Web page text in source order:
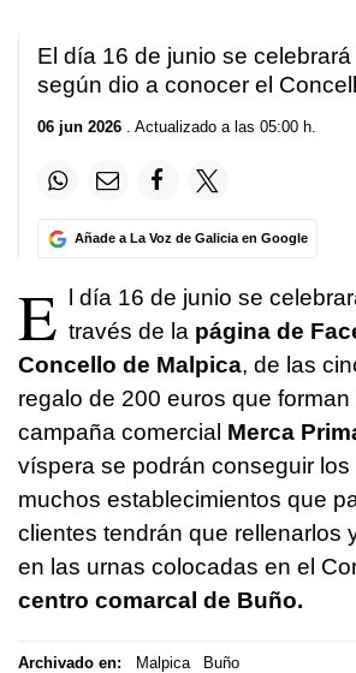
El día 16 de junio se celebrará
según dio a conocer el
06 jun 2026 . Actualizado a las 05:00 h.
Añade a La Voz de Galicia en Google
E
l día 16 de junio se
través de la página de
Concello de Malpica, de las
regalo de 200 euros que forman
campaña comercial Merca
víspera se podrán conseguir los
muchos establecimientos que
clientes tendrán que rellenarlos
en las urnas colocadas en el
centro comarcal de Buño.
Archivado en: Malpica Buño